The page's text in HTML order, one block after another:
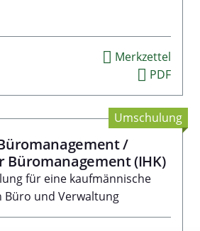
Merkzettel
PDF
/
Büromanagement (IHK)
für eine kaufmännische
Büro und Verwaltung
Umschulung